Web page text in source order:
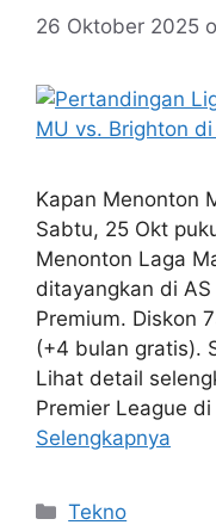
26 Oktober 2025
Kapan Menonton
Sabtu, 25 Okt
Menonton Laga
ditayangkan di
Premium. Diskon
(+4 bulan gratis).
Lihat detail
Premier League
Selengkapnya
Kategori
Tekno